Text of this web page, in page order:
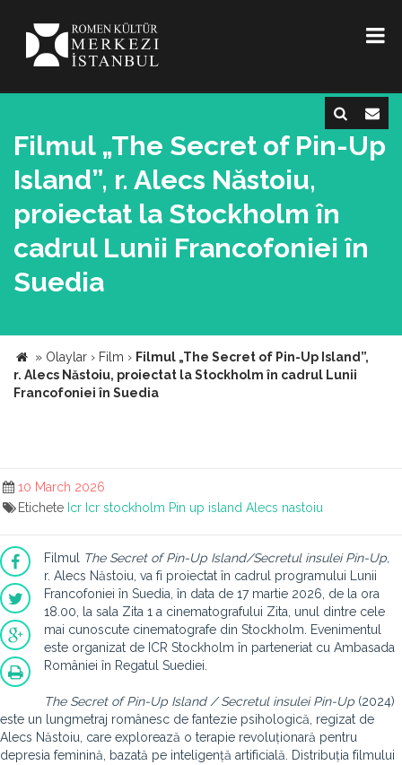
Filmul „The Secret of Pin-Up
Island”, r. Alecs Năstoiu,
proiectat la Stockholm în
cadrul Lunii Francofoniei în
Suedia
» Olaylar › Film › Filmul „The Secret of Pin-Up Island”,
r. Alecs Năstoiu, proiectat la Stockholm în cadrul Lunii
Francofoniei în Suedia
10 March 2026
Etichete Icr Icr stockholm Pin up island Alecs nastoiu
Filmul The Secret of Pin-Up Island/Secretul insulei Pin-Up,
r. Alecs Năstoiu, va fi proiectat în cadrul programului Lunii
Francofoniei în Suedia, în data de 17 martie 2026, de la ora
18.00, la sala Zita 1 a cinematografului Zita, unul dintre cele
mai cunoscute cinematografe din Stockholm. Evenimentul
este organizat de ICR Stockholm în parteneriat cu Ambasada
României în Regatul Suediei.
The Secret of Pin-Up Island / Secretul insulei Pin-Up (2024)
este un lungmetraj românesc de fantezie psihologică, regizat de
Alecs Năstoiu, care explorează o terapie revoluționară pentru
depresia feminină, bazată pe inteligență artificială. Distribuția filmului